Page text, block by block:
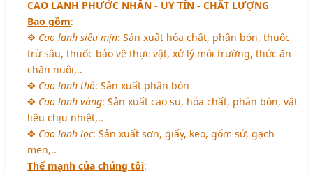
CAO LANH PHƯỚC NHÂN - UY TÍN - CHẤT LƯỢNG
Bao gồm:
✥ Cao lanh siêu mịn: Sản xuất hóa chất, phân bón, thuốc
trừ sâu, thuốc bảo vệ thực vật, xử lý môi trường, thức ăn
chăn nuôi,..
✥ Cao lanh thô: Sản xuất phân bón
✥ Cao lanh vàng: Sản xuất cao su, hóa chất, phân bón, vật
liệu chịu nhiệt,..
✥ Cao lanh lọc: Sản xuất sơn, giấy, keo, gốm sứ, gạch
men,..
Thế mạnh của chúng tôi: